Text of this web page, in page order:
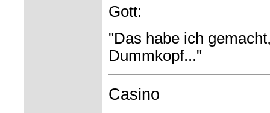
Gott:
"Das habe ich
Dummkopf..."
Casino